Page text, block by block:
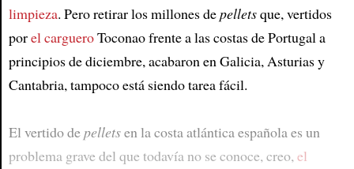
limpieza. Pero retirar los millones depelletsque, vertidos
porel cargueroToconao frente a las costas de Portugal a
principios de diciembre, acabaron en Galicia, Asturias y
Cantabria, tampoco está siendo tarea fácil.
El vertido depelletsen la costa atlántica española es un
problema grave del que todavía no se conoce, creo,el